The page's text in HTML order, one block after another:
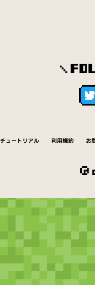
チュートリアル 利用規約 お